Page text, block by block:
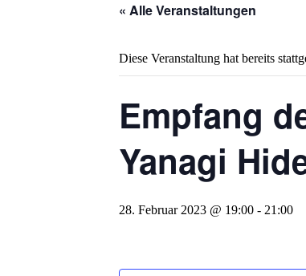
« Alle Veranstaltungen
Diese Veranstaltung hat bereits
Empfang
Yanagi
28. Februar 2023 @ 19:00 - 21:00